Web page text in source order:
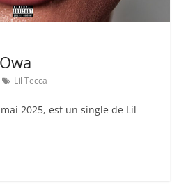
Lil Tecca
2025, est un single de Lil